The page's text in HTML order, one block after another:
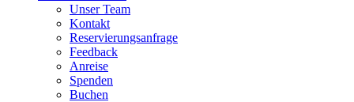
Unser Team
Kontakt
Reservierungsanfrage
Feedback
Anreise
Spenden
Buchen